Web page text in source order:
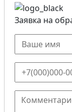
Заявка на